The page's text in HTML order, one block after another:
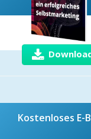
Kostenloses E-